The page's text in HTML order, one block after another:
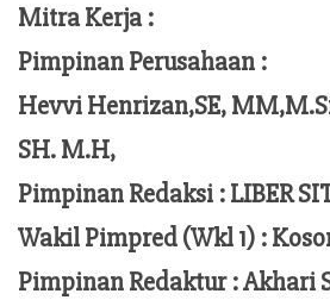
Mitra Kerja :
Pimpinan Perusahaan :
Hevvi Henrizan,SE,
SH. M.H,
Pimpinan Redaksi :LIBER
Wakil Pimpred (Wkl 1) :
Pimpinan Redaktur :Akhari